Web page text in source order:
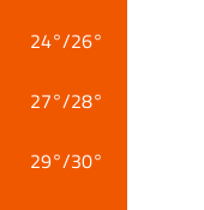
24°/26°
27°/28°
29°/30°